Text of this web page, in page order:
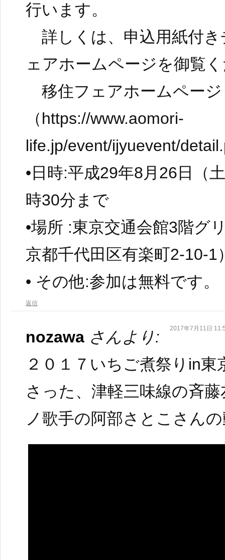
行います。
詳しくは、申込用紙付き
ェアホームページを御覧
移住フェアホームページ
（https://www.aomori-
life.jp/event/ijyuevent/
•日時:平成29年8月26日（
時30分まで
•場所 :東京交通会館3階グ
京都千代田区有楽町2-10-1
• その他:参加は無料です。
返信
nozawa さんより: 2017年7月11日
２０１７いちご煮祭りin
さった、津軽三味線の斉
ノ歌手の阿部さとこさん